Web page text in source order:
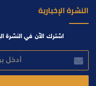
النشرة الإخبارية
اشترك الآن في النشرة
بريدك
الإلكتروني